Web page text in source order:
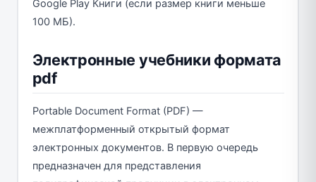
Google Play Книги (если размер книги меньше
100 МБ).
Электронные учебники формата
pdf
Portable Document Format (PDF) —
межплатформенный открытый формат
электронных документов. В первую очередь
предназначен для представления